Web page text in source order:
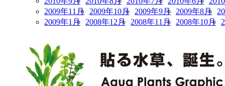
2009年11月
2009年10月 2009年9月 2009年8月
2009年1月
2008年12月 2008年11月 2008年10月